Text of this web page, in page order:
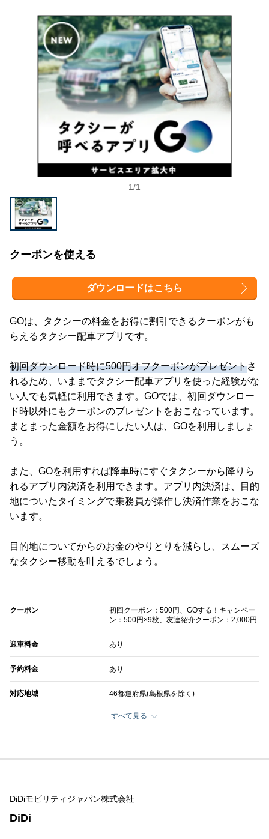
1/1
クーポンを使える
ダウンロードはこちら
GOは、タクシーの料金をお得に割引できるクーポンがも
らえるタクシー配車アプリです。
初回ダウンロード時に500円オフクーポンがプレゼントさ
れるため、いままでタクシー配車アプリを使った経験がな
い人でも気軽に利用できます。GOでは、初回ダウンロー
ド時以外にもクーポンのプレゼントをおこなっています。
まとまった金額をお得にしたい人は、GOを利用しましょ
う。
また、GOを利用すれば降車時にすぐタクシーから降りら
れるアプリ内決済を利用できます。アプリ内決済は、目的
地についたタイミングで乗務員が操作し決済作業をおこな
います。
目的地についてからのお金のやりとりを減らし、スムーズ
なタクシー移動を叶えるでしょう。
クーポン
初回クーポン：500円、GOする！キャンペー
ン：500円×9枚、友達紹介クーポン：2,000円
迎車料金 あり
予約料金 あり
対応地域 46都道府県(島根県を除く)
すべて見る
DiDiモビリティジャパン株式会社
DiDi